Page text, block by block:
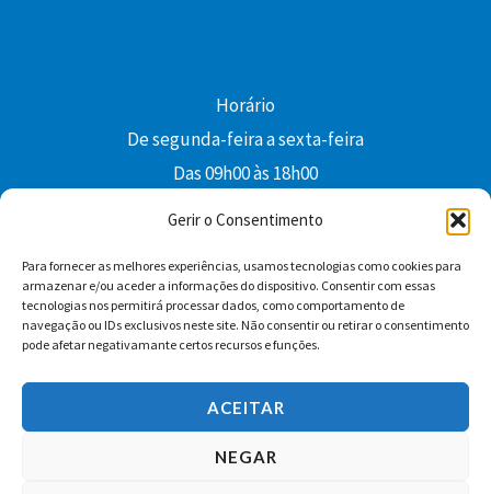
Gerir o Consentimento
Para fornecer as melhores experiências, usamos tecnologias como cookies para
armazenar e/ou aceder a informações do dispositivo. Consentir com essas
tecnologias nos permitirá processar dados, como comportamento de
navegação ou IDs exclusivos neste site. Não consentir ou retirar o consentimento
pode afetar negativamante certos recursos e funções.
ACEITAR
NEGAR
Horário
De segunda-feira a sexta-feira
Das 09h00 às 18h00
Facebook YouTube Instagram
Whatsapp
Condições Gerais de Venda